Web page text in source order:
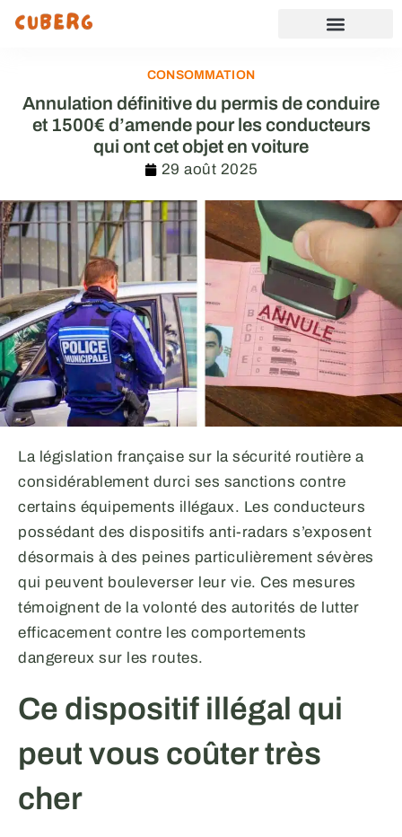
CONSOMMATION
Annulation définitive du permis de conduire
et 1500€ d’amende pour les conducteurs
qui ont cet objet en voiture
29 août 2025
La législation française sur la sécurité routière a
considérablement durci ses sanctions contre
certains équipements illégaux. Les conducteurs
possédant des dispositifs anti-radars s’exposent
désormais à des peines particulièrement sévères
qui peuvent bouleverser leur vie. Ces mesures
témoignent de la volonté des autorités de lutter
efficacement contre les comportements
dangereux sur les routes.
Ce dispositif illégal qui
peut vous coûter très
cher